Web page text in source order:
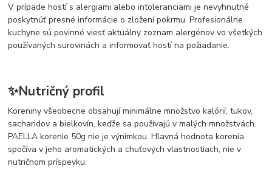
V prípade hostí s alergiami alebo intoleranciami je nevyhnutné
poskytnúť presné informácie o zložení pokrmu. Profesionálne
kuchyne sú povinné viesť aktuálny zoznam alergénov vo všetkých
používaných surovinách a informovať hostí na požiadanie.
✨Nutričný profil
Koreniny všeobecne obsahují minimálne množstvo kalórií, tukov,
sacharidov a bielkovín, keďže sa používajú v malých množstvách.
PAELLA korenie 50g nie je výnimkou. Hlavná hodnota korenia
spočíva v jeho aromatických a chuťových vlastnostiach, nie v
nutričnom príspevku.